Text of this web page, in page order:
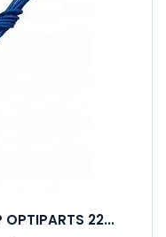
22...